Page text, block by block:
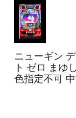
ニューギン
ト ゼロ まゆ
色指定不可